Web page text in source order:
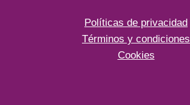
Políticas de privacidad
Términos y condiciones
Cookies